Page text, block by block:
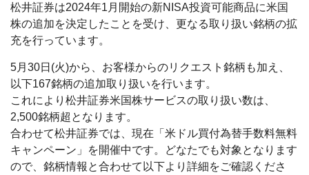
松井証券は2024年1月開始の新NISA投資可能商品に米国
株の追加を決定したことを受け、更なる取り扱い銘柄の拡
充を行っています。
5月30日(火)から、お客様からのリクエスト銘柄も加え、
以下167銘柄の追加取り扱いを行います。
これにより松井証券米国株サービスの取り扱い数は、
2,500銘柄超となります。
合わせて松井証券では、現在「米ドル買付為替手数料無料
キャンペーン」を開催中です。どなたでも対象となります
ので、銘柄情報と合わせて以下より詳細をご確認くださ